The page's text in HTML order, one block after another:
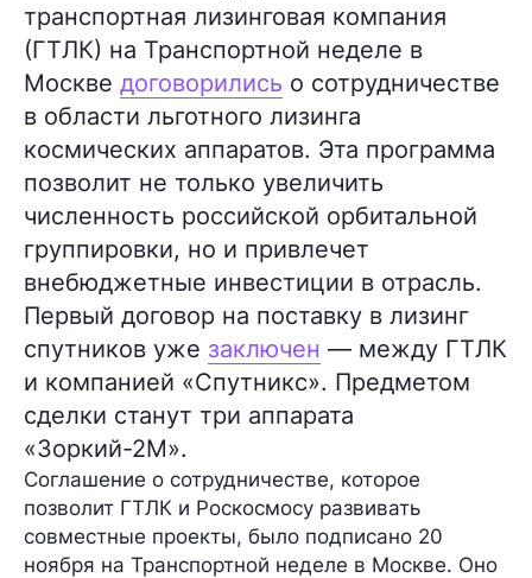
транспортная лизинговая компания
(ГТЛК) на Транспортной неделе в
Москве договорились о сотрудничестве
в области льготного лизинга
космических аппаратов. Эта программа
позволит не только увеличить
численность российской орбитальной
группировки, но и привлечет
внебюджетные инвестиции в отрасль.
Первый договор на поставку в лизинг
спутников уже заключен — между ГТЛК
и компанией «Спутникс». Предметом
сделки станут три аппарата
«Зоркий-2М».
Соглашение о сотрудничестве, которое
позволит ГТЛК и Роскосмосу развивать
совместные проекты, было подписано 20
ноября на Транспортной неделе в Москве. Оно